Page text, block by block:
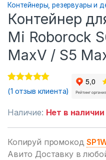
Контейнеры, резервуары и
Контейнер
Mi Roborock
MaxV / S5
Рейтинг5.00из 5
на основе опроса
1
(1 отзыв клиента)
Наличие: Нет в наличии
Копируй промокод
Авито Доставку в